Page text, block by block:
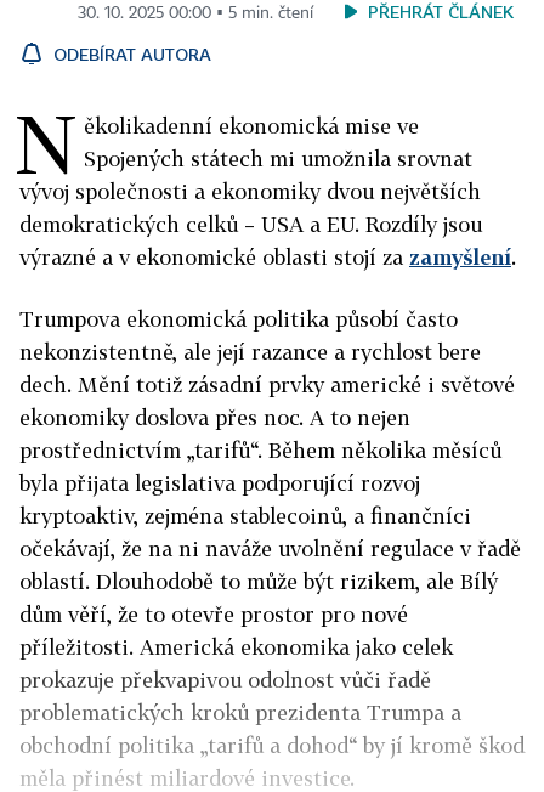
30. 10. 2025 00:00 ▪ 5 min. čtení
PŘEHRÁT ČLÁNEK
ODEBÍRAT AUTORA
N ěkolikadenní ekonomická mise ve
Spojených státech mi umožnila srovnat
vývoj společnosti a ekonomiky dvou největších
demokratických celků – USA a EU. Rozdíly jsou
výrazné a v ekonomické oblasti stojí za zamyšlení.
Trumpova ekonomická politika působí často
nekonzistentně, ale její razance a rychlost bere
dech. Mění totiž zásadní prvky americké i světové
ekonomiky doslova přes noc. A to nejen
prostřednictvím „tarifů“. Během několika měsíců
byla přijata legislativa podporující rozvoj
kryptoaktiv, zejména stablecoinů, a finančníci
očekávají, že na ni naváže uvolnění regulace v řadě
oblastí. Dlouhodobě to může být rizikem, ale Bílý
dům věří, že to otevře prostor pro nové
příležitosti. Americká ekonomika jako celek
prokazuje překvapivou odolnost vůči řadě
problematických kroků prezidenta Trumpa a
obchodní politika „tarifů a dohod“ by jí kromě škod
měla přinést miliardové investice.